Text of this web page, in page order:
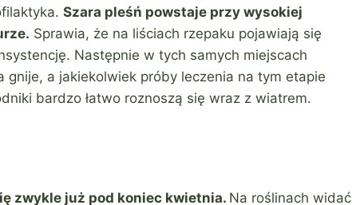
Szara pleśń powstaje przy wysokiej
Sprawia, że na liściach rzepaku pojawiają się
Następnie w tych samych miejscach
a jakiekolwiek próby leczenia na tym etapie
bardzo łatwo roznoszą się wraz z wiatrem.
zwykle już pod koniec kwietnia. Na roślinach widać